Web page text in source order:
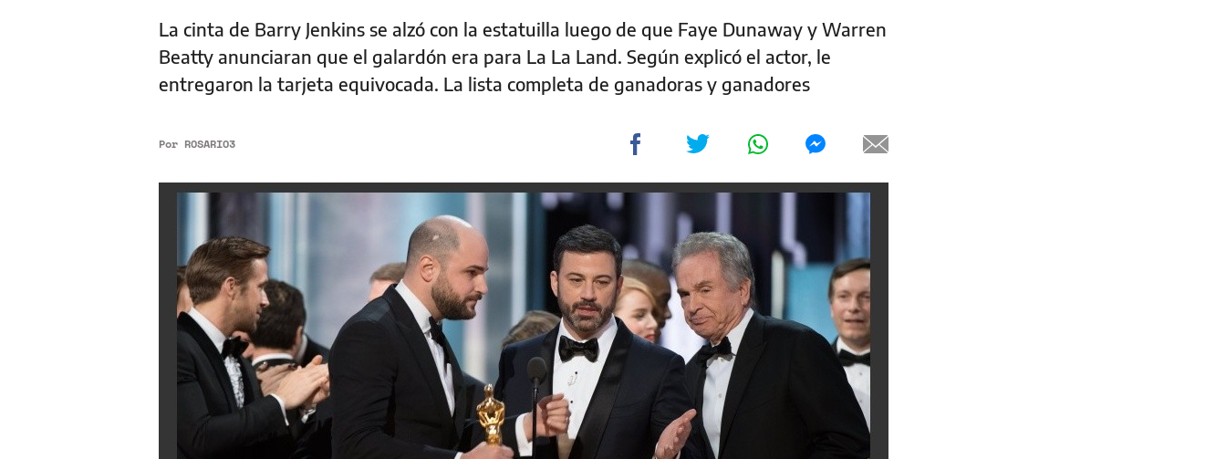
La cinta de Barry Jenkins se alzó con la estatuilla luego de que Faye Dunaway y Warren
Beatty anunciaran que el galardón era para La La Land. Según explicó el actor, le
entregaron la tarjeta equivocada. La lista completa de ganadoras y ganadores
Por ROSARIO3